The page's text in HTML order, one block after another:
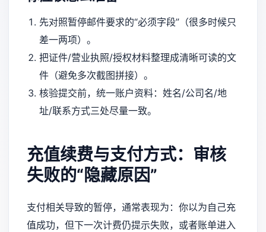
先对照暂停邮件要求的“必须字段”（很多时候只
差一两项）。
把证件/营业执照/授权材料整理成清晰可读的文
件（避免多次截图拼接）。
核验提交前，统一账户资料：姓名/公司名/地
址/联系方式三处尽量一致。
充值续费与支付方式：审核
失败的“隐藏原因”
支付相关导致的暂停，通常表现为：你以为自己充
值成功，但下一次计费仍提示失败，或者账单进入